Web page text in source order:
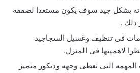
بشكل جيد سوف يكون مستعدا لصفقة
ذلك .
فى تنظيف وغسيل السجاجيد
لاهميتها فى المنزل.
التى تعطى وجهه وديكور متميز